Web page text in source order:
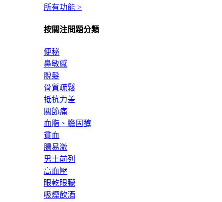
所有功能 >
按關注問題分類
便秘
鼻敏感
脫髮
骨質疏鬆
抵抗力差
關節痛
血脂、膽固醇
貧血
腸易激
男士前列
高血壓
眼乾眼朦
吸煙飲酒